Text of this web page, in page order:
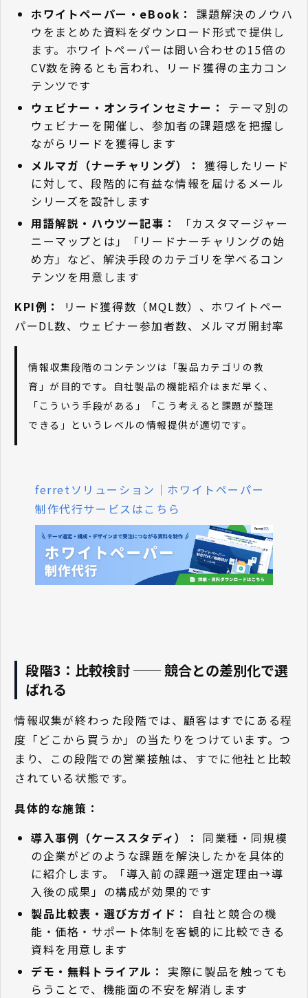
ホワイトペーパー・eBook：
課題解決のノウハ
ウをまとめた資料をダウンロード形式で提供し
ます。ホワイトペーパーは問い合わせの15倍の
CV数を誇るとも言われ、リード獲得の主力コン
テンツです
ウェビナー・オンラインセミナー：
テーマ別の
ウェビナーを開催し、参加者の課題感を把握し
ながらリードを獲得します
メルマガ（ナーチャリング）：
獲得したリード
に対して、段階的に有益な情報を届けるメール
シリーズを設計します
用語解説・ハウツー記事：
「カスタマージャー
ニーマップとは」「リードナーチャリングの始
め方」など、解決手段のカテゴリを学べるコン
テンツを用意します
KPI例：
リード獲得数（MQL数）、ホワイトペー
パーDL数、ウェビナー参加者数、メルマガ開封率
情報収集段階のコンテンツは「製品カテゴリの教
育」が目的です。自社製品の機能紹介はまだ早く、
「こういう手段がある」「こう考えると課題が整理
できる」というレベルの情報提供が適切です。
ferretソリューション｜ホワイトペーパー
制作代行サービスはこちら
段階3：比較検討 ── 競合との差別化で選
ばれる
情報収集が終わった段階では、顧客はすでにある程
度「どこから買うか」の当たりをつけています。つ
まり、この段階での営業接触は、すでに他社と比較
されている状態です。
具体的な施策：
導入事例（ケーススタディ）：
同業種・同規模
の企業がどのような課題を解決したかを具体的
に紹介します。「導入前の課題→選定理由→導
入後の成果」の構成が効果的です
製品比較表・選び方ガイド：
自社と競合の機
能・価格・サポート体制を客観的に比較できる
資料を用意します
デモ・無料トライアル：
実際に製品を触っても
らうことで、機能面の不安を解消します